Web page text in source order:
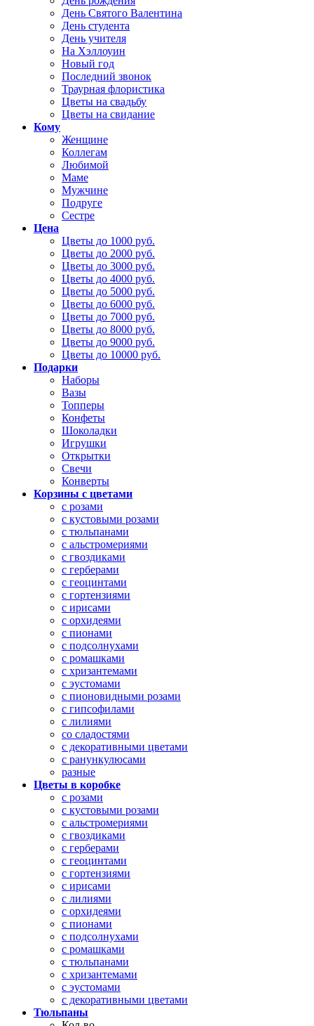
День Святого Валентина
День студента
День учителя
На Хэллоуин
Новый год
Последний звонок
Траурная флористика
Цветы на свадьбу
Цветы на свидание
Кому
Женщине
Коллегам
Любимой
Маме
Мужчине
Подруге
Сестре
Цена
Цветы до 1000 руб.
Цветы до 2000 руб.
Цветы до 3000 руб.
Цветы до 4000 руб.
Цветы до 5000 руб.
Цветы до 6000 руб.
Цветы до 7000 руб.
Цветы до 8000 руб.
Цветы до 9000 руб.
Цветы до 10000 руб.
Подарки
Наборы
Вазы
Топперы
Конфеты
Шоколадки
Игрушки
Открытки
Свечи
Конверты
Корзины с цветами
с розами
с кустовыми розами
с тюльпанами
с альстромериями
с гвоздиками
с герберами
с геоцинтами
с гортензиями
с ирисами
с орхидеями
с пионами
с подсолнухами
с ромашками
с хризантемами
с эустомами
с пионовидными розами
с гипсофилами
с лилиями
со сладостями
с декоративными цветами
с ранункулюсами
разные
Цветы в коробке
с розами
с кустовыми розами
с альстромериями
с гвоздиками
с герберами
с геоцинтами
с гортензиями
с ирисами
с лилиями
с орхидеями
с пионами
с подсолнухами
с ромашками
с тюльпанами
с хризантемами
с эустомами
с декоративными цветами
Тюльпаны